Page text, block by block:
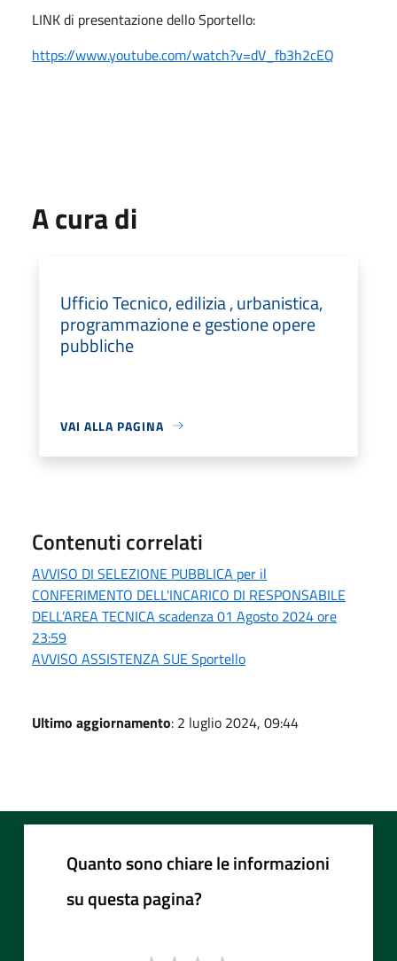
LINK di presentazione dello Sportello:
https://www.youtube.com/watch?v=dV_fb3h2cEQ
A cura di
Ufficio Tecnico, edilizia , urbanistica,
programmazione e gestione opere
pubbliche
VAI ALLA PAGINA
Contenuti correlati
AVVISO DI SELEZIONE PUBBLICA per il
CONFERIMENTO DELL'INCARICO DI RESPONSABILE
DELL’AREA TECNICA scadenza 01 Agosto 2024 ore
23:59
AVVISO ASSISTENZA SUE Sportello
Ultimo aggiornamento: 2 luglio 2024, 09:44
Quanto sono chiare le informazioni
su questa pagina?